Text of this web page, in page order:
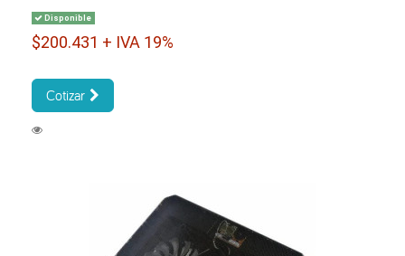
Disponible
$200.431 + IVA 19%
Cotizar